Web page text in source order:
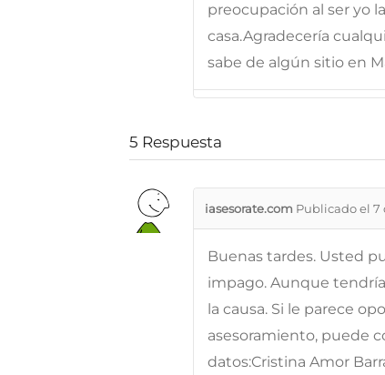
preocupación al ser yo
casa.Agradecería
sabe de algún sitio en
5 Respuesta
iasesorate.com Publicado el 7
Buenas tardes. Usted
impago. Aunque
la causa. Si le parece
asesoramiento, puede
datos:Cristina Amor